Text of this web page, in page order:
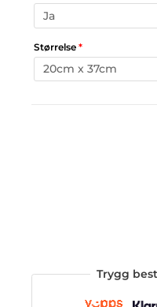
Størrelse *
Trygg